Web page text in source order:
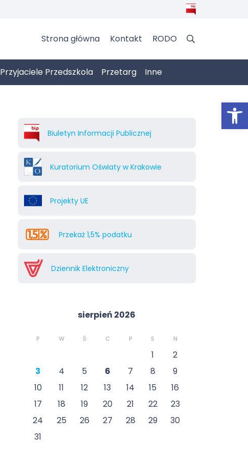
Strona główna Kontakt RODO
Przyjaciele Przedszkola Przetarg Inne
Biuletyn Informacji Publicznej
Kuratorium Oświaty w Krakowie
Projekty UE
Przekaż 1,5% podatku
Dziennik Elektroniczny
sierpień 2026
P W Ś C P S N
1
2
3
4 5 6 7 8
9
10
11 12 13 14 15
16
17
18 19 20 21 22
23
24
25 26 27 28 29
30
31